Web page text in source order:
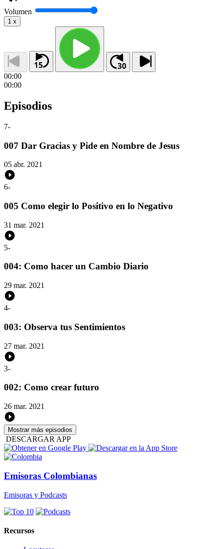
Volumen
1 x
00:00
00:00
Episodios
7-
007 Dar Gracias y Pide en Nombre de Jesus
05 abr. 2021
6-
005 Como elegir lo Positivo en lo Negativo
31 mar. 2021
5-
004: Como hacer un Cambio Diario
29 mar. 2021
4-
003: Observa tus Sentimientos
27 mar. 2021
3-
002: Como crear futuro
26 mar. 2021
Mostrar más episodios
DESCARGAR APP
Emisoras Colombianas
Emisoras y Podcasts
Recursos